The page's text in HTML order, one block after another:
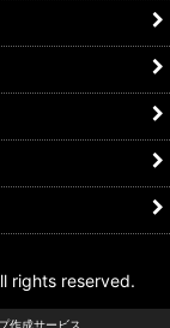
rights reserved.
作成サービス